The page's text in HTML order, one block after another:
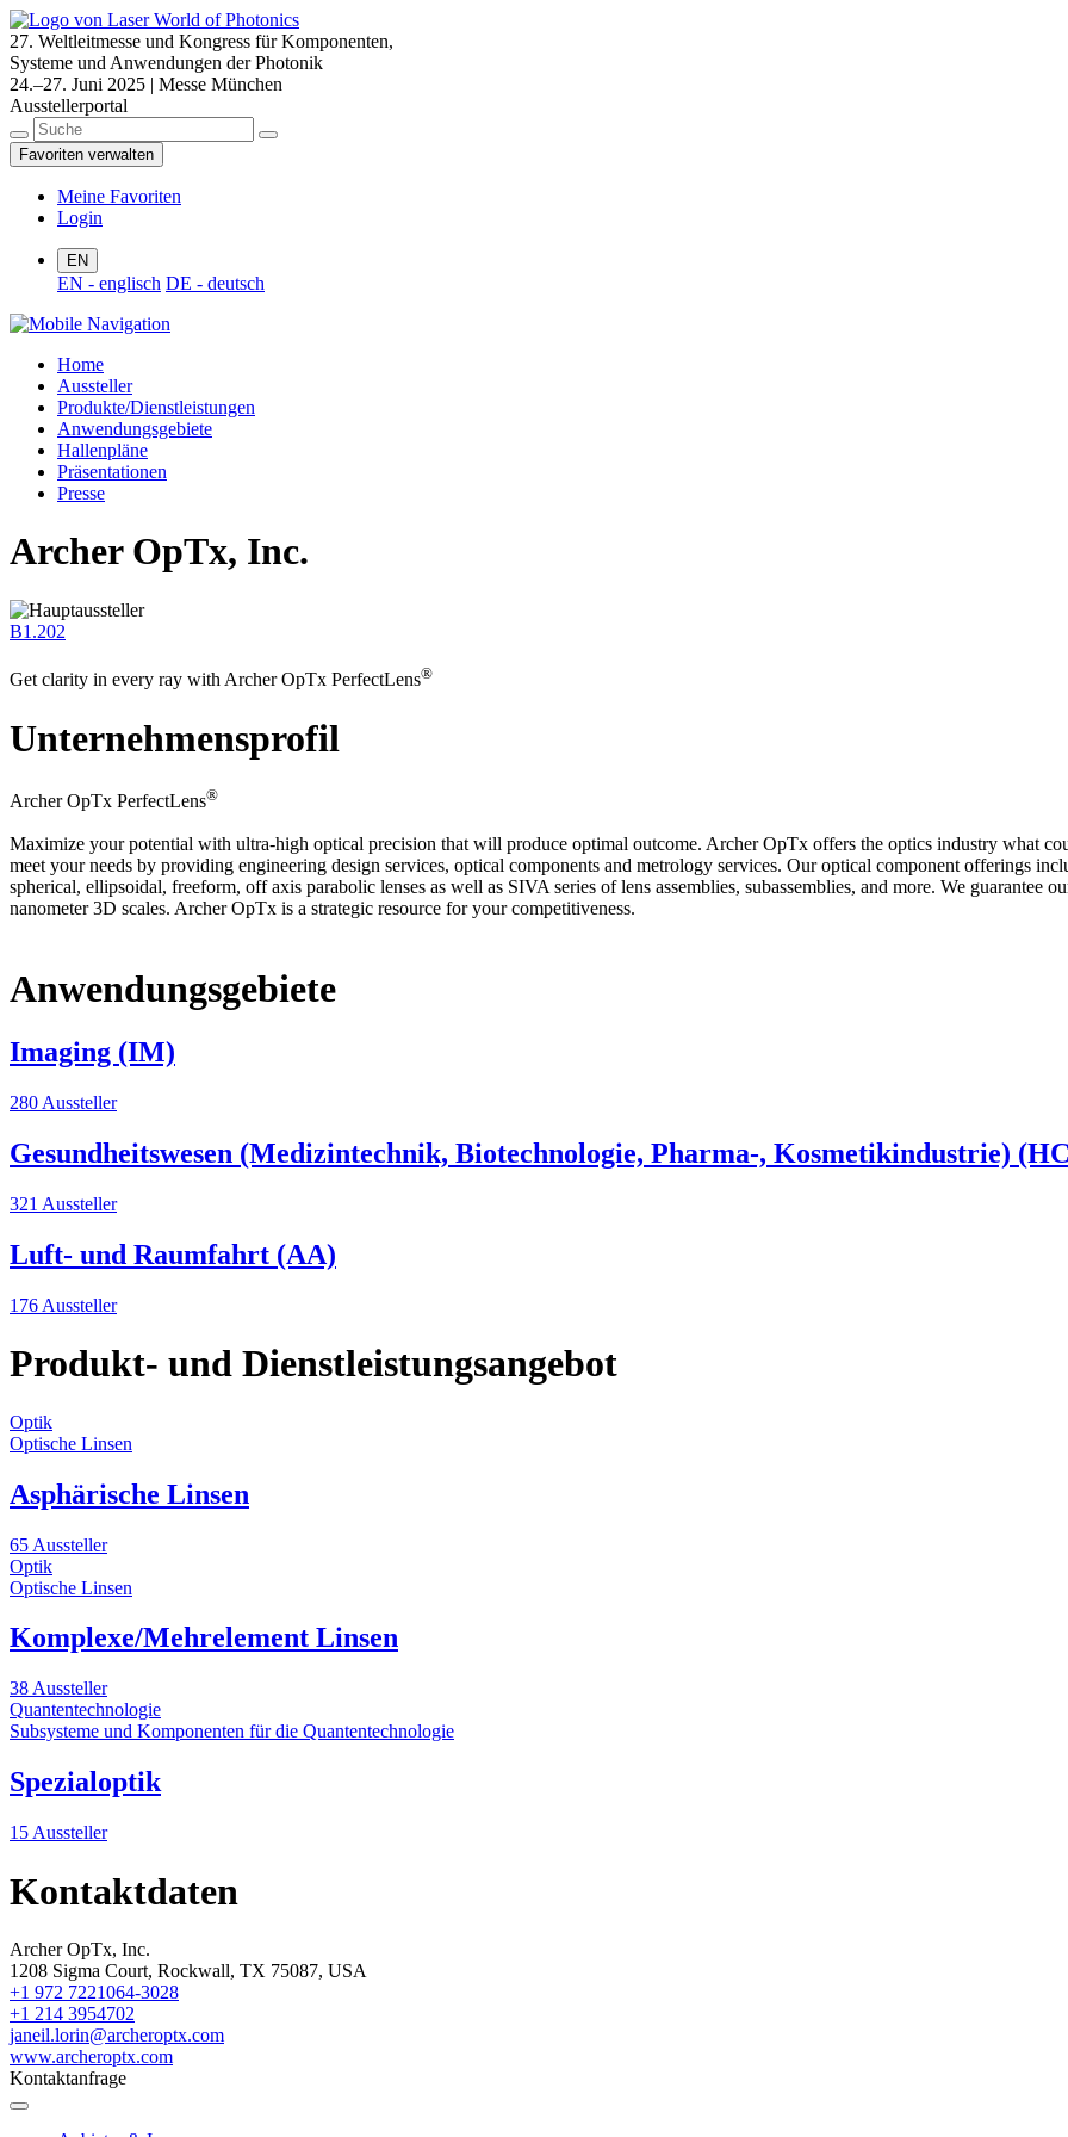
27. Weltleitmesse und Kongress für Komponenten,
Systeme und Anwendungen der Photonik
24.–27. Juni 2025 | Messe München
Ausstellerportal
Favoriten verwalten
Meine Favoriten
Login
EN
EN - englisch DE - deutsch
Home
Aussteller
Produkte/Dienstleistungen
Anwendungsgebiete
Hallenpläne
Präsentationen
Presse
Archer OpTx, Inc.
B1.202
Get clarity in every ray with Archer OpTx PerfectLens®
Unternehmensprofil
Archer OpTx PerfectLens®
Maximize your potential with ultra-high optical precision that will produce optimal outcome. Archer OpTx offers the optics industry what
meet your needs by providing engineering design services, optical components and metrology services. Our optical component offerings
spherical, ellipsoidal, freeform, off axis parabolic lenses as well as SIVA series of lens assemblies, subassemblies, and more. We guarantee
nanometer 3D scales. Archer OpTx is a strategic resource for your competitiveness.
Anwendungsgebiete
Imaging (IM)
280 Aussteller
Gesundheitswesen (Medizintechnik, Biotechnologie, Pharma-, Kosmetikindustrie)
321 Aussteller
Luft- und Raumfahrt (AA)
176 Aussteller
Produkt- und Dienstleistungsangebot
Optik
Optische Linsen
Asphärische Linsen
65 Aussteller
Optik
Optische Linsen
Komplexe/Mehrelement Linsen
38 Aussteller
Quantentechnologie
Subsysteme und Komponenten für die Quantentechnologie
Spezialoptik
15 Aussteller
Kontaktdaten
Archer OpTx, Inc.
1208 Sigma Court, Rockwall, TX 75087, USA
+1 972 7221064-3028
+1 214 3954702
janeil.lorin@archeroptx.com
www.archeroptx.com
Kontaktanfrage